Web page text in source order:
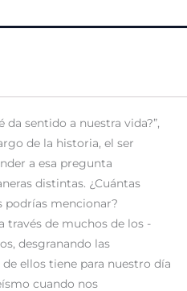
da sentido a nuestra vida?”,
de la historia, el ser
a esa pregunta
distintas. ¿Cuántas
podrías mencionar?
través de muchos de los -
desgranando las
ellos tiene para nuestro día
cuando nos